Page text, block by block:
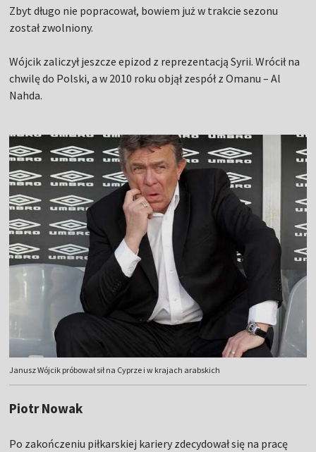
Zbyt długo nie popracował, bowiem już w trakcie sezonu
został zwolniony.
Wójcik zaliczył jeszcze epizod z reprezentacją Syrii. Wrócił na
chwilę do Polski, a w 2010 roku objął zespół z Omanu – Al
Nahda.
Janusz Wójcik próbował sił na Cyprze i w krajach arabskich
Piotr Nowak
Po zakończeniu piłkarskiej kariery zdecydował się na pracę